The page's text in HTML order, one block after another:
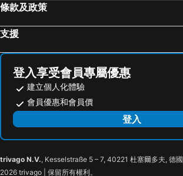
條款及政策
支援
登入享受會員專屬優惠
建立個人化體驗
會員優惠和會員價
登入
trivago N.V., Kesselstraße 5 – 7, 40221 杜塞爾多夫, 德國
2026 trivago | 保留所有權利。